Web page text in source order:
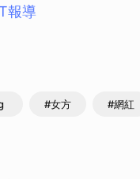
報導
#女方 #網紅